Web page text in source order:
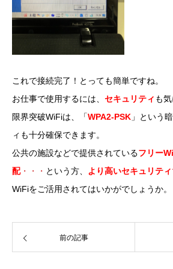
これで接続完了！とっても簡単ですね。
お仕事で使用するには、 セキュリティ も
限界突破WiFiは、「WPA2-PSK 」という
ィも十分確保できます。
公共の施設などで提供されているフリー
配・・・ という方、 より高いセキュリティ
WiFiをご活用されてはいかがでしょうか。
前の記事